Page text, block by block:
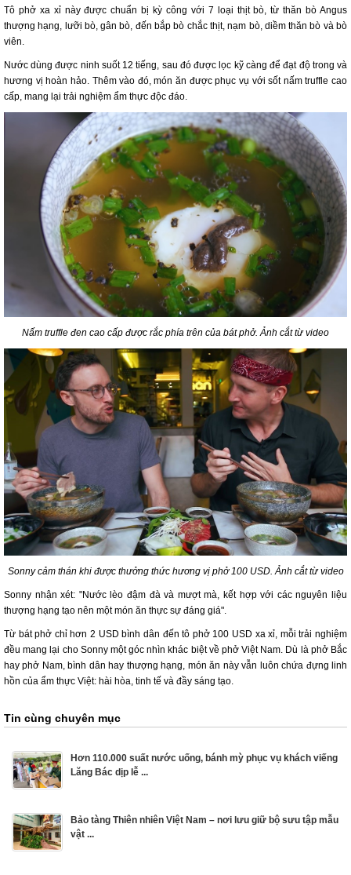
Tô phở xa xỉ này được chuẩn bị kỳ công với 7 loại thịt bò, từ thăn bò Angus
thượng hạng, lưỡi bò, gân bò, đến bắp bò chắc thịt, nạm bò, diềm thăn bò và bò
viên.
Nước dùng được ninh suốt 12 tiếng, sau đó được lọc kỹ càng để đạt độ trong và
hương vị hoàn hảo. Thêm vào đó, món ăn được phục vụ với sốt nấm truffle cao
cấp, mang lại trải nghiệm ẩm thực độc đáo.
Nấm truffle đen cao cấp được rắc phía trên của bát phở. Ảnh cắt từ video
Sonny cảm thán khi được thưởng thức hương vị phở 100 USD. Ảnh cắt từ video
Sonny nhận xét: "Nước lèo đậm đà và mượt mà, kết hợp với các nguyên liệu
thượng hạng tạo nên một món ăn thực sự đáng giá".
Từ bát phở chỉ hơn 2 USD bình dân đến tô phở 100 USD xa xỉ, mỗi trải nghiệm
đều mang lại cho Sonny một góc nhìn khác biệt về phở Việt Nam. Dù là phở Bắc
hay phở Nam, bình dân hay thượng hạng, món ăn này vẫn luôn chứa đựng linh
hồn của ẩm thực Việt: hài hòa, tinh tế và đầy sáng tạo.
Tin cùng chuyên mục
Hơn 110.000 suất nước uống, bánh mỳ phục vụ khách viếng
Lăng Bác dịp lễ ...
Bảo tàng Thiên nhiên Việt Nam – nơi lưu giữ bộ sưu tập mẫu
vật ...